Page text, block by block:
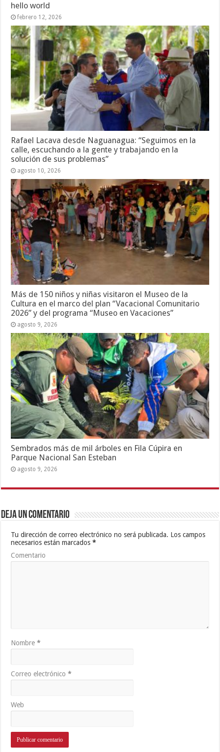
hello world
febrero 12, 2026
Rafael Lacava desde Naguanagua: “Seguimos en la
calle, escuchando a la gente y trabajando en la
solución de sus problemas”
agosto 10, 2026
Más de 150 niños y niñas visitaron el Museo de la
Cultura en el marco del plan “Vacacional Comunitario
2026” y del programa “Museo en Vacaciones”
agosto 9, 2026
Sembrados más de mil árboles en Fila Cúpira en
Parque Nacional San Esteban
agosto 9, 2026
Deja un comentario
Tu dirección de correo electrónico no será publicada. Los campos
necesarios están marcados*
Comentario
Nombre*
Correo electrónico*
Web